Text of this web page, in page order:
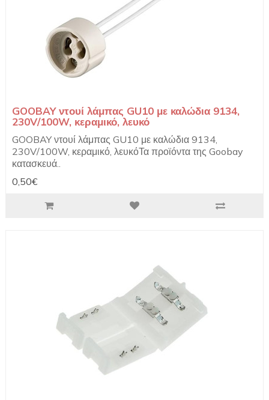
GOOBAY ντουί λάμπας GU10 με καλώδια 9134,
230V/100W, κεραμικό, λευκό
GOOBAY ντουί λάμπας GU10 με καλώδια 9134,
230V/100W, κεραμικό, λευκόΤα προϊόντα της Goobay
κατασκευά..
0,50€